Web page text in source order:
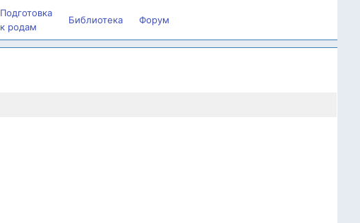
Подготовка
к родам
Библиотека Форум